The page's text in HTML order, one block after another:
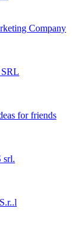
Company
SRL
for friends
srl.